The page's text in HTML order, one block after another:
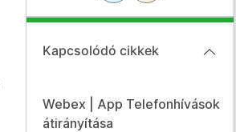
Kapcsolódó cikkek
Webex | App Telefonhívások
átirányítása